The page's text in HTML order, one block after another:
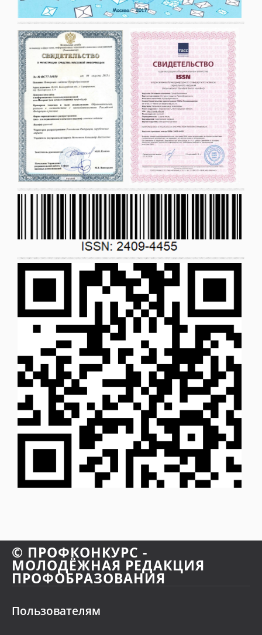
© ПРОФКОНКУРС -
МОЛОДЁЖНАЯ РЕДАКЦИЯ
ПРОФОБРАЗОВАНИЯ
Пользователям